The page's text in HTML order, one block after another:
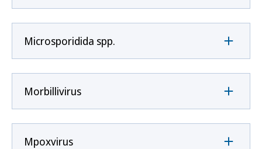
Microsporidida spp.
Morbillivirus
Mpoxvirus